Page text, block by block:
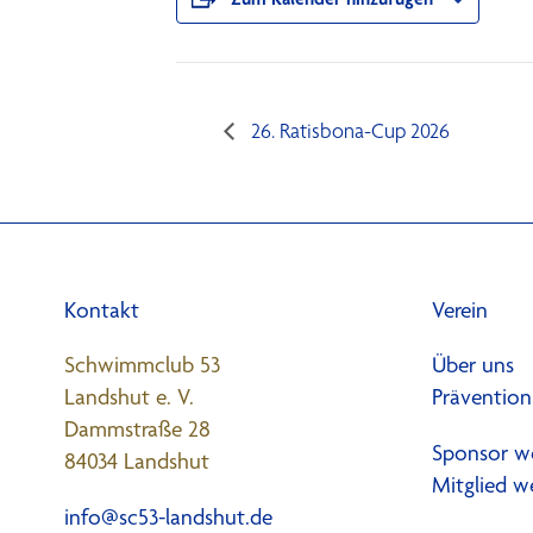
26. Ratisbona-Cup 2026
Kontakt
Schwimmclub 53
Landshut e. V.
Dammstraße 28
84034 Landshut
info@sc53-landshut.de
Verein
Über uns
Prävention
Sponsor
Mitglied